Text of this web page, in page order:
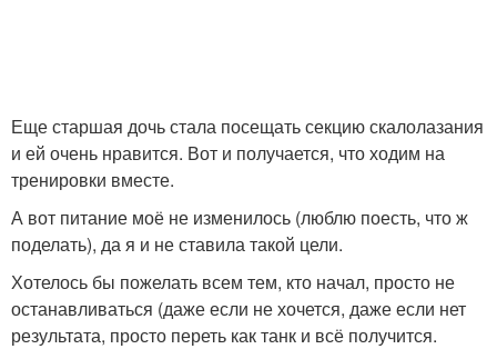
Еще старшая дочь стала посещать секцию скалолазания
и ей очень нравится. Вот и получается, что ходим на
тренировки вместе.
А вот питание моё не изменилось (люблю поесть, что ж
поделать), да я и не ставила такой цели.
Хотелось бы пожелать всем тем, кто начал, просто не
останавливаться (даже если не хочется, даже если нет
результата, просто переть как танк и всё получится.